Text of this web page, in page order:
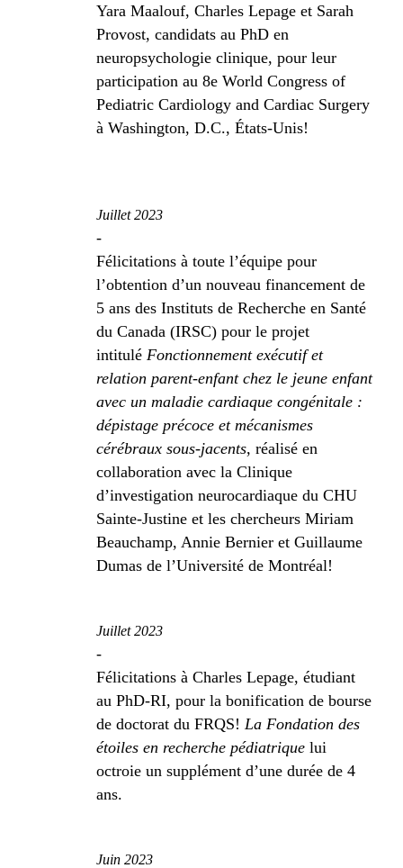
Yara Maalouf, Charles Lepage et Sarah
Provost, candidats au PhD en
neuropsychologie clinique, pour leur
participation au 8e World Congress of
Pediatric Cardiology and Cardiac Surgery
à Washington, D.C., États-Unis!
Juillet 2023
-
Félicitations à toute l’équipe pour
l’obtention d’un nouveau financement de
5 ans des Instituts de Recherche en Santé
du Canada (IRSC) pour le projet
intitulé Fonctionnement exécutif et
relation parent-enfant chez le jeune enfant
avec un maladie cardiaque congénitale :
dépistage précoce et mécanismes
cérébraux sous-jacents, réalisé en
collaboration avec la Clinique
d’investigation neurocardiaque du CHU
Sainte-Justine et les chercheurs Miriam
Beauchamp, Annie Bernier et Guillaume
Dumas de l’Université de Montréal!
Juillet 2023
-
Félicitations à Charles Lepage, étudiant
au PhD-RI, pour la bonification de bourse
de doctorat du FRQS! La Fondation des
étoiles en recherche pédiatrique lui
octroie un supplément d’une durée de 4
ans.
Juin 2023